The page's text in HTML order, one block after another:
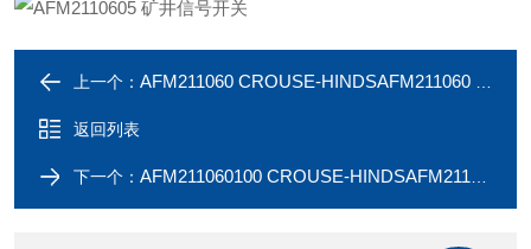
上一个： AFM211060 CROUSE-HINDSAFM211060 矿井信号开关
返回列表
下一个： AFM211060100 CROUSE-HINDSAFM211060100 矿井信号开关